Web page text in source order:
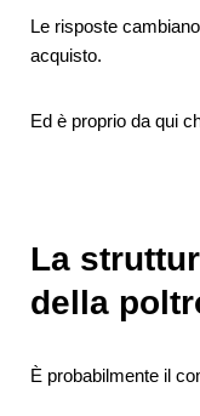
Le risposte
acquisto.
Ed è proprio da qui
La
della
È probabilmente il